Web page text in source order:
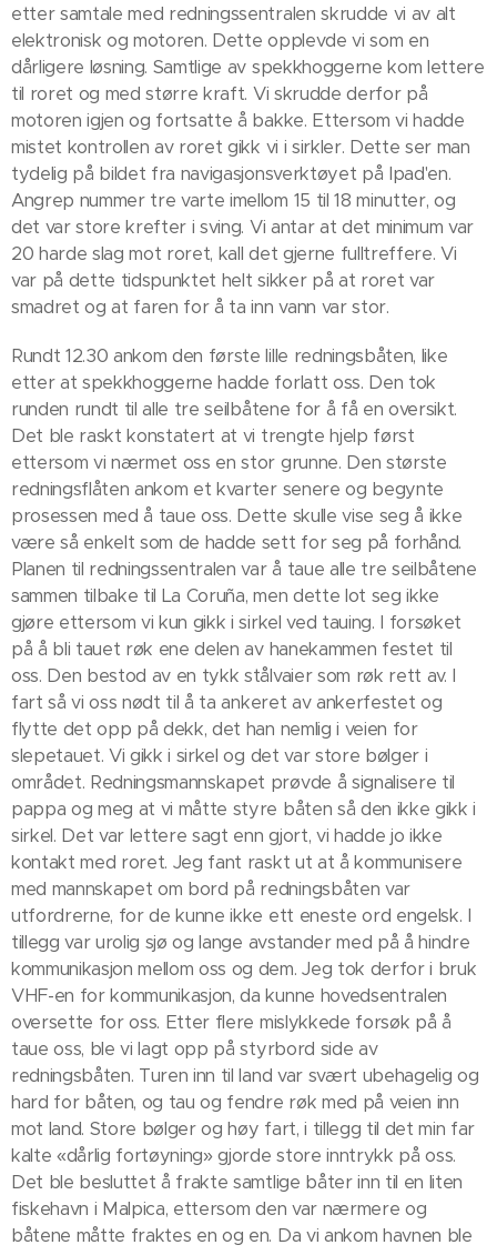
etter samtale med redningssentralen skrudde vi av alt
elektronisk og motoren. Dette opplevde vi som en
dårligere løsning. Samtlige av spekkhoggerne kom lettere
til roret og med større kraft. Vi skrudde derfor på
motoren igjen og fortsatte å bakke. Ettersom vi hadde
mistet kontrollen av roret gikk vi i sirkler. Dette ser man
tydelig på bildet fra navigasjonsverktøyet på Ipad'en.
Angrep nummer tre varte imellom 15 til 18 minutter, og
det var store krefter i sving. Vi antar at det minimum var
20 harde slag mot roret, kall det gjerne fulltreffere. Vi
var på dette tidspunktet helt sikker på at roret var
smadret og at faren for å ta inn vann var stor.
Rundt 12.30 ankom den første lille redningsbåten, like
etter at spekkhoggerne hadde forlatt oss. Den tok
runden rundt til alle tre seilbåtene for å få en oversikt.
Det ble raskt konstatert at vi trengte hjelp først
ettersom vi nærmet oss en stor grunne. Den største
redningsflåten ankom et kvarter senere og begynte
prosessen med å taue oss. Dette skulle vise seg å ikke
være så enkelt som de hadde sett for seg på forhånd.
Planen til redningssentralen var å taue alle tre seilbåtene
sammen tilbake til La Coruña, men dette lot seg ikke
gjøre ettersom vi kun gikk i sirkel ved tauing. I forsøket
på å bli tauet røk ene delen av hanekammen festet til
oss. Den bestod av en tykk stålvaier som røk rett av. I
fart så vi oss nødt til å ta ankeret av ankerfestet og
flytte det opp på dekk, det han nemlig i veien for
slepetauet. Vi gikk i sirkel og det var store bølger i
området. Redningsmannskapet prøvde å signalisere til
pappa og meg at vi måtte styre båten så den ikke gikk i
sirkel. Det var lettere sagt enn gjort, vi hadde jo ikke
kontakt med roret. Jeg fant raskt ut at å kommunisere
med mannskapet om bord på redningsbåten var
utfordrerne, for de kunne ikke ett eneste ord engelsk. I
tillegg var urolig sjø og lange avstander med på å hindre
kommunikasjon mellom oss og dem. Jeg tok derfor i bruk
VHF-en for kommunikasjon, da kunne hovedsentralen
oversette for oss. Etter flere mislykkede forsøk på å
taue oss, ble vi lagt opp på styrbord side av
redningsbåten. Turen inn til land var svært ubehagelig og
hard for båten, og tau og fendre røk med på veien inn
mot land. Store bølger og høy fart, i tillegg til det min far
kalte «dårlig fortøyning» gjorde store inntrykk på oss.
Det ble besluttet å frakte samtlige båter inn til en liten
fiskehavn i Malpica, ettersom den var nærmere og
båtene måtte fraktes en og en. Da vi ankom havnen ble